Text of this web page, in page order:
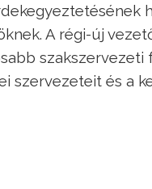
A régi-új
szakszervezeti
szervezeteit és a